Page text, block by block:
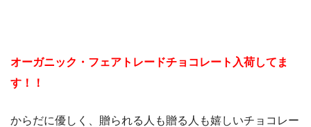
オーガニック・フェアトレードチョコレート入荷してま
す！！
からだに優しく、贈られる人も贈る人も嬉しいチョコレー